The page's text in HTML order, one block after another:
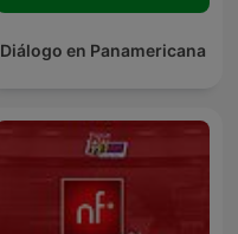
Diálogo en Panamericana